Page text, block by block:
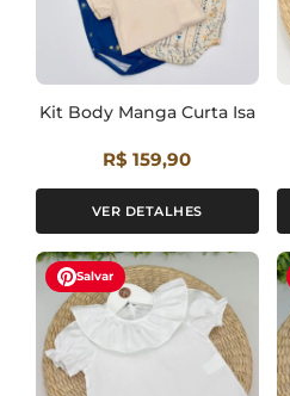
Kit Body Manga Curta Isa
R$ 159,90
VER DETALHES
Salvar